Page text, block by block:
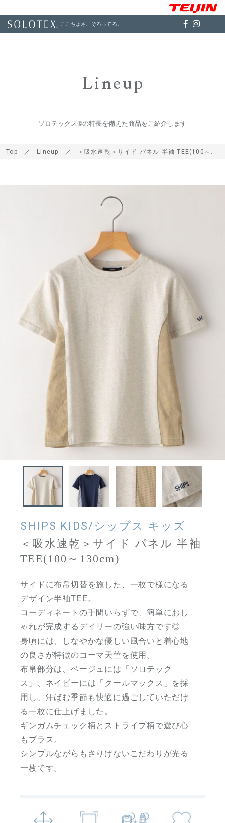
ここちよさ、そろってる。
Lineup
ソロテックス®の特長を備えた商品をご紹介します
Top Lineup ＜吸水速乾＞サイド パネル 半袖 TEE(100～130cm)
SHIPS KIDS/シップス キッズ
＜吸水速乾＞サイド パネル 半袖
TEE(100～130cm)
サイドに布帛切替を施した、一枚で様になる
デザイン半袖TEE。
コーディネートの手間いらずで、簡単におし
ゃれが完成するデイリーの強い味方です◎
身頃には、しなやかな優しい風合いと着心地
の良さが特徴のコーマ天竺を使用。
布帛部分は、ベージュには「ソロテック
ス」、ネイビーには「クールマックス」を採
用し、汗ばむ季節も快適に過ごしていただけ
る一枚に仕上げました。
ギンガムチェック柄とストライプ柄で遊び心
もプラス。
シンプルながらもさりげないこだわりが光る
一枚です。